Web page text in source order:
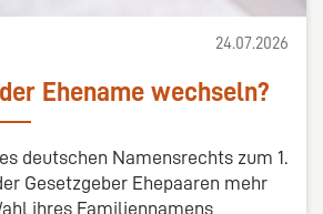
24.07.2026
Ehename wechseln?
deutschen Namensrechts zum 1.
Gesetzgeber Ehepaaren mehr
ihres Familiennamens